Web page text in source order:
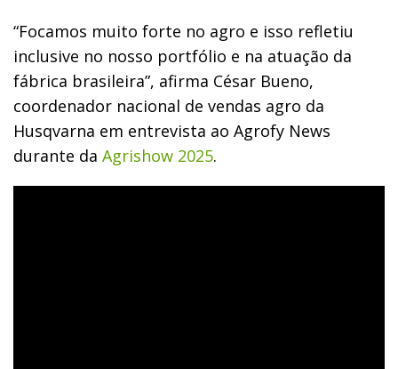
“Focamos muito forte no agro e isso refletiu
inclusive no nosso portfólio e na atuação da
fábrica brasileira”, afirma César Bueno,
coordenador nacional de vendas agro da
Husqvarna em entrevista ao Agrofy News
durante da Agrishow 2025.